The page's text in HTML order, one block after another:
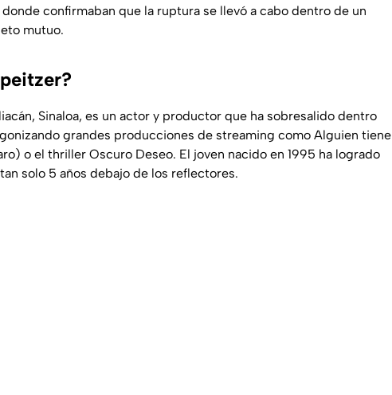
confirmaban que la ruptura se llevó a cabo dentro de un
mutuo.
Sinaloa, es un actor y productor que ha sobresalido dentro
grandes producciones de streaming como Alguien tiene
o el thriller Oscuro Deseo. El joven nacido en 1995 ha logrado
solo 5 años debajo de los reflectores.